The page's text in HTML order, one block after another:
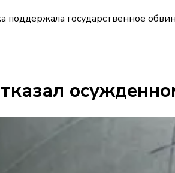
поддержала государственное